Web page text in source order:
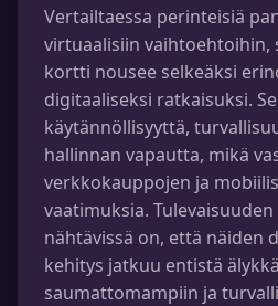
Vertailtaessa perinteisiä
virtuaalisiin vaihtoehtoihin,
kortti nousee selkeäksi
digitaaliseksi ratkaisuksi.
käytännöllisyyttä,
hallinnan vapautta, mikä
verkkokauppojen ja
vaatimuksia.
nähtävissä on, että näiden
kehitys jatkuu entistä
saumattomampiin ja